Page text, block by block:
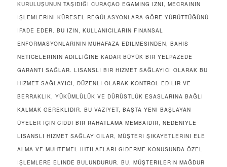
KURULUŞUNUN TAŞIDIĞI CURAÇAO EGAMING IZNI, MECRAININ
IŞLEMLERINI KÜRESEL REGÜLASYONLARA GÖRE YÜRÜTTÜĞÜNÜ
IFADE EDER. BU IZIN, KULLANICILARIN FINANSAL
ENFORMASYONLARININ MUHAFAZA EDILMESINDEN, BAHIS
NETICELERININ ADILLIĞINE KADAR BÜYÜK BIR YELPAZEDE
GARANTI SAĞLAR. LISANSLI BIR HIZMET SAĞLAYICI OLARAK BU
HIZMET SAĞLAYICI, DÜZENLI OLARAK KONTROL EDILIR VE
BERRAKLIK, YÜKÜMLÜLÜK VE DÜRÜSTLÜK ESASLARINA BAĞLI
KALMAK GEREKLIDIR. BU VAZIYET, BAŞTA YENI BAŞLAYAN
ÜYELER IÇIN CIDDI BIR RAHATLAMA MEMBAIDIR, NEDENIYLE
LISANSLI HIZMET SAĞLAYICILAR, MÜŞTERI ŞIKAYETLERINI ELE
ALMA VE MUHTEMEL IHTILAFLARI GIDERME KONUSUNDA ÖZEL
IŞLEMLERE ELINDE BULUNDURUR. BU, MÜŞTERILERIN MAĞDUR